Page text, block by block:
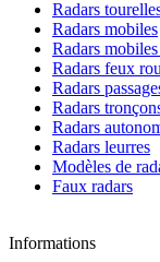
Radars
Radars mobiles
Radars
Radars feux
Radars
Radars
Radars
Radars leurres
Modèles de
Faux radars
Informations